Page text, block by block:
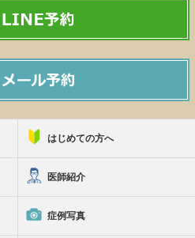
はじめての方へ
医師紹介
症例写真